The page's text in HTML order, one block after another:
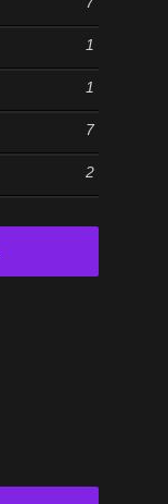
1
1
7
2